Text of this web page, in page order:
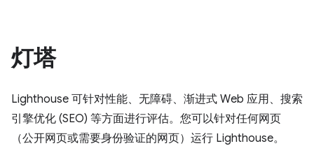
灯塔
Lighthouse 可针对性能、无障碍、渐进式 Web 应用、搜索
引擎优化 (SEO) 等方面进行评估。您可以针对任何网页
（公开网页或需要身份验证的网页）运行 Lighthouse。